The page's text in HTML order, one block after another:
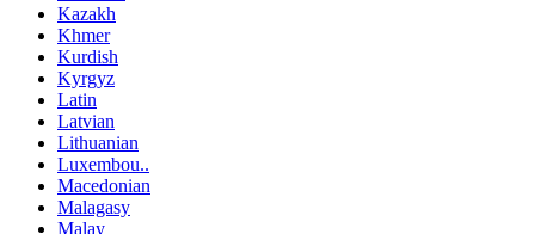
Kazakh
Khmer
Kurdish
Kyrgyz
Latin
Latvian
Lithuanian
Luxembou..
Macedonian
Malagasy
Malay